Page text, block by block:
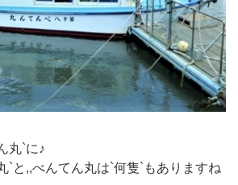
丸`に♪
と,,べんてん丸は`何隻`もありますね